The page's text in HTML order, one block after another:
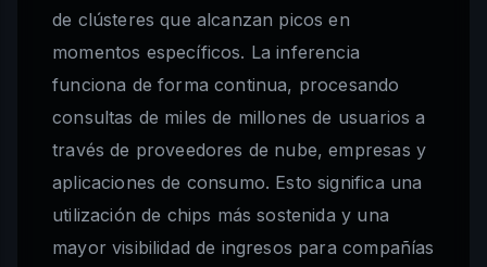
de clústeres que alcanzan picos en
momentos específicos. La inferencia
funciona de forma continua, procesando
consultas de miles de millones de usuarios a
través de proveedores de nube, empresas y
aplicaciones de consumo. Esto significa una
utilización de chips más sostenida y una
mayor visibilidad de ingresos para compañías